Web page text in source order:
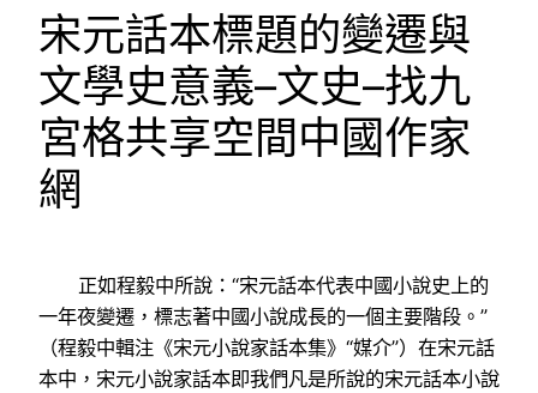
宋元話本標題的變遷與
文學史意義–文史–找九
宮格共享空間中國作家
網
正如程毅中所說：“宋元話本代表中國小說史上的
一年夜變遷，標志著中國小說成長的一個主要階段。”
（程毅中輯注《宋元小說家話本集》“媒介”）在宋元話
本中，宋元小說家話本即我們凡是所說的宋元話本小說